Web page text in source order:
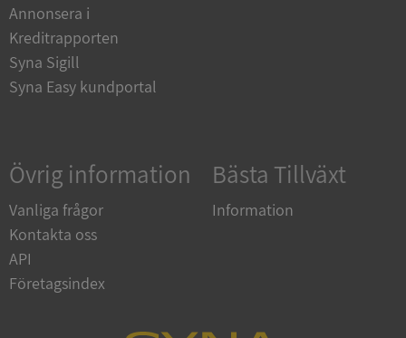
Annonsera i
Kreditrapporten
Syna Sigill
Syna Easy kundportal
Övrig information
Vanliga frågor
Kontakta oss
API
Företagsindex
Bästa Tillväxt
Information
VISITOR_PRIVACY_METADATA
Google